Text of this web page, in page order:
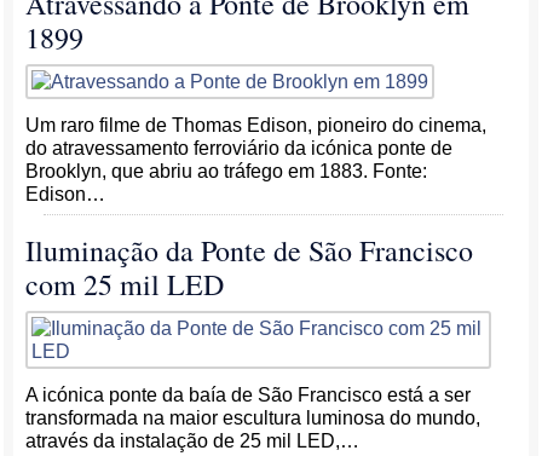
1899
Um raro filme de Thomas Edison, pioneiro do cinema,
do atravessamento ferroviário da icónica ponte de
Brooklyn, que abriu ao tráfego em 1883. Fonte:
Edison…
Iluminação da Ponte de São Francisco
com 25 mil LED
A icónica ponte da baía de São Francisco está a ser
transformada na maior escultura luminosa do mundo,
através da instalação de 25 mil LED,…